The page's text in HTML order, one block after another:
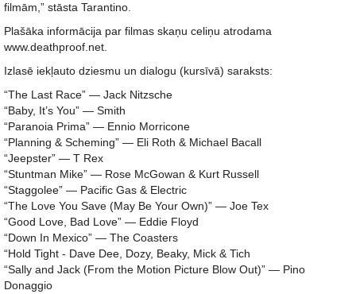
filmām,” stāsta Tarantino.
Plašāka informācija par filmas skaņu celiņu atrodama
www.deathproof.net.
Izlasē iekļauto dziesmu un dialogu (kursīvā) saraksts:
“The Last Race” — Jack Nitzsche
“Baby, It’s You” — Smith
“Paranoia Prima” — Ennio Morricone
“Planning & Scheming” — Eli Roth & Michael Bacall
“Jeepster” — T Rex
“Stuntman Mike” — Rose McGowan & Kurt Russell
“Staggolee” — Pacific Gas & Electric
“The Love You Save (May Be Your Own)” — Joe Tex
“Good Love, Bad Love” — Eddie Floyd
“Down In Mexico” — The Coasters
“Hold Tight - Dave Dee, Dozy, Beaky, Mick & Tich
“Sally and Jack (From the Motion Picture Blow Out)” — Pino
Donaggio